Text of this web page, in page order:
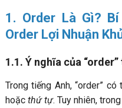
1. Order Là Gì?
Order Lợi Nhuận
1.1. Ý nghĩa của
Trong tiếng Anh, “order”
hoặcthứ tự. Tuy nhiên,